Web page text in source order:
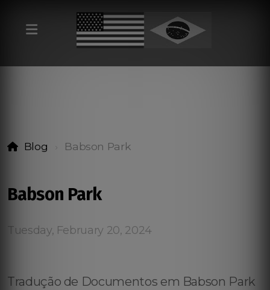
Blog Babson Park
Babson Park
Tuesday, February 20, 2024
Tradução de Documentos em Babson Park